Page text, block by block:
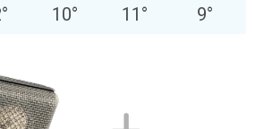
° 10° 11 ° 9°